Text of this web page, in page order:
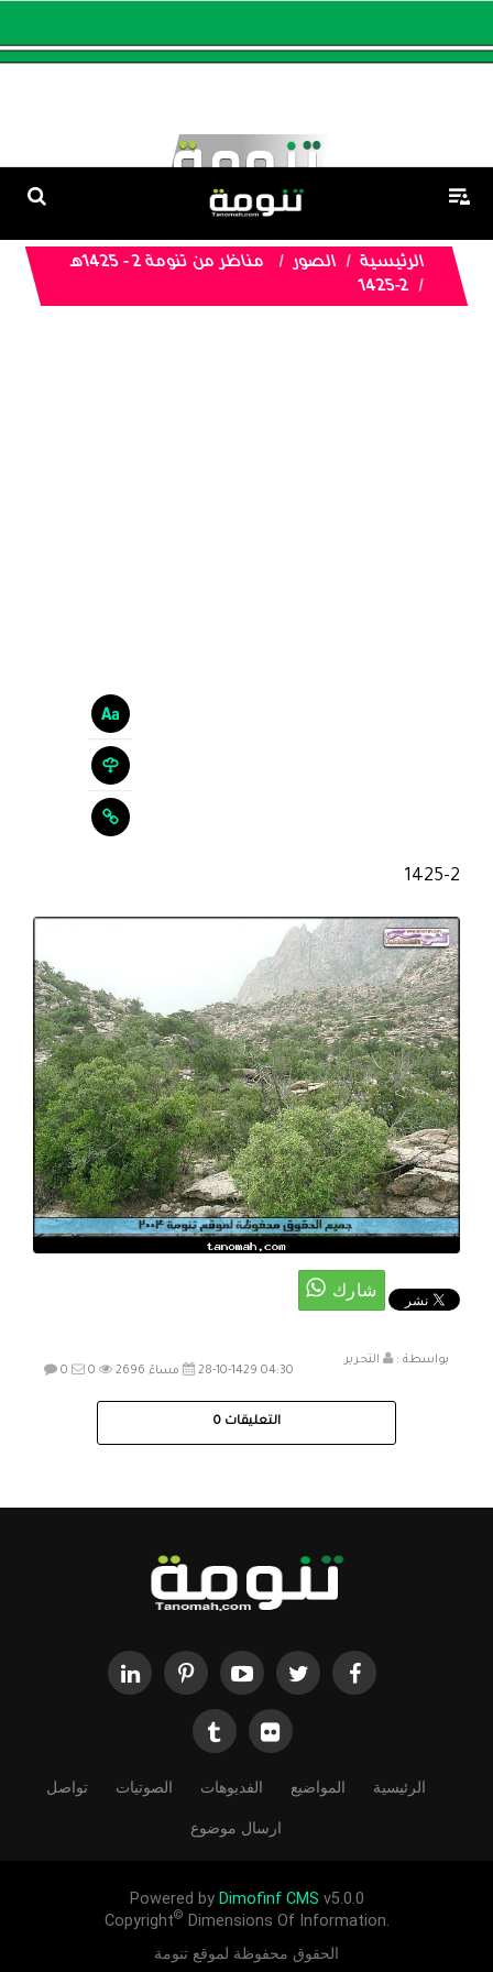
الرئيسية الصور
مناظر من تنومة 2 - 1425هـ
1425-2
1425-2
بواسطة :
التحرير
28-10-1429 04:30 مساءً
0 0 2696
التعليقات 0
الرئيسية المواضيع الفديوهات الصوتيات تواصل
ارسال موضوع
Powered by Dimofinf CMS v5.0.0
Copyright© Dimensions Of Information.
الحقوق محفوظة لموقع تنومة